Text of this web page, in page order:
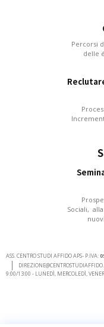
Percorsi
delle
Sociali,
ASS. CENTRO STUDI AFFIDO APS- P.IVA:
9:00/13:00 - LUNEDÌ, MERCOLEDÌ,